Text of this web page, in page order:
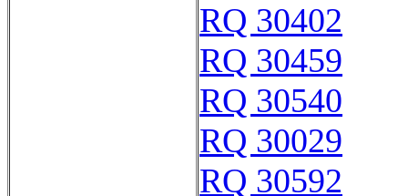
RQ 30402
RQ 30459
RQ 30540
RQ 30029
RQ 30592